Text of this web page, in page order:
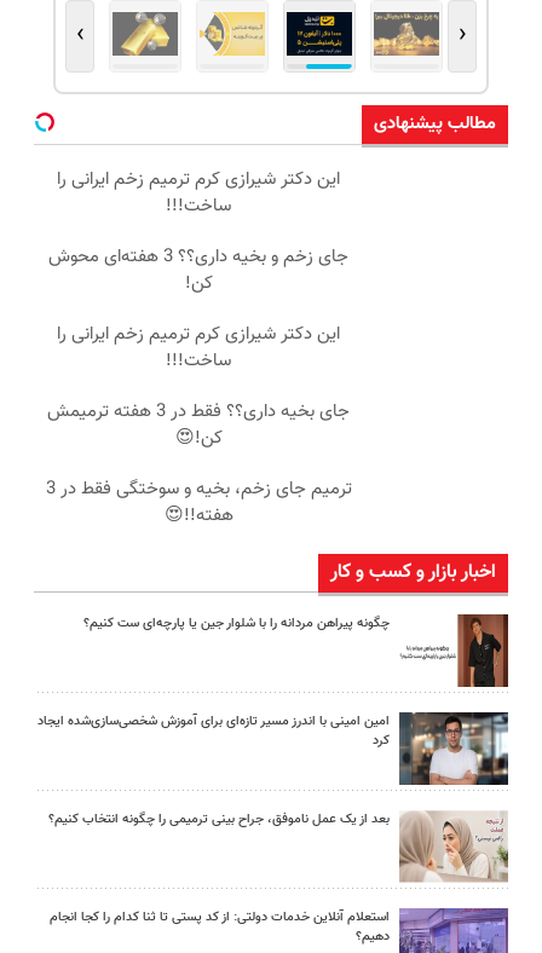
‹
›
مطالب پیشنهادی
این دکتر شیرازی کرم ترمیم زخم ایرانی را
ساخت!!!
جای زخم و بخیه داری؟؟ 3 هفته‌ای محوش
کن!
این دکتر شیرازی کرم ترمیم زخم ایرانی را
ساخت!!!
جای بخیه داری؟؟ فقط در 3 هفته ترمیمش
کن!😍
ترمیم جای زخم، بخیه و سوختگی فقط در 3
هفته!!😍
اخبار بازار و کسب و کار
چگونه پیراهن مردانه را با شلوار جین یا پارچه‌ای ست کنیم؟
امین امینی با اندرز مسیر تازه‌ای برای آموزش شخصی‌سازی‌شده ایجاد
کرد
بعد از یک عمل ناموفق، جراح بینی ترمیمی را چگونه انتخاب کنیم؟
استعلام آنلاین خدمات دولتی: از کد پستی تا ثنا کدام را کجا انجام
دهیم؟